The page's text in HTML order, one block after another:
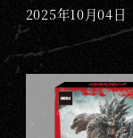
2025年10月04日